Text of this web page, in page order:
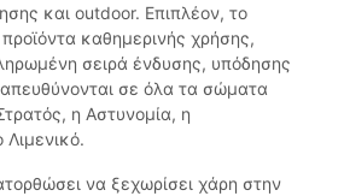
και outdoor. Επιπλέον, το
καθημερινής χρήσης,
σειρά ένδυσης, υπόδησης
σε όλα τα σώματα
η Αστυνομία, η
Λιμενικό.
να ξεχωρίσει χάρη στην